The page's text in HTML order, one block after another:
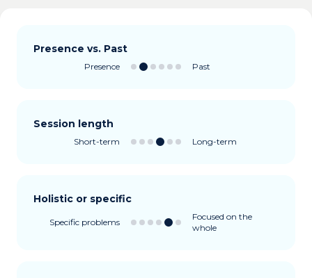
Presence vs. Past
Presence Past
Session length
Short-term Long-term
Holistic or specific
Specific problems
Focused on the
whole